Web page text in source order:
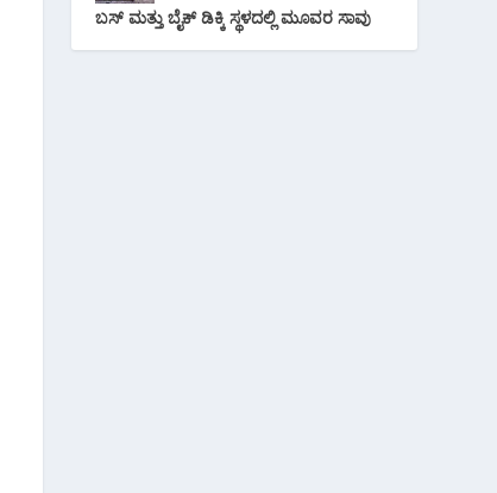
ಬಸ್ ಮತ್ತು ಬೈಕ್ ಡಿಕ್ಕಿ ಸ್ಥಳದಲ್ಲಿ ಮೂವರ ಸಾವು